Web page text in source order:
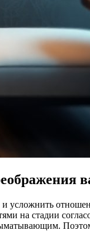
усложнить
на стадии